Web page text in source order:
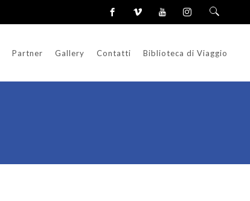
Partner Gallery Contatti Biblioteca di Viaggio